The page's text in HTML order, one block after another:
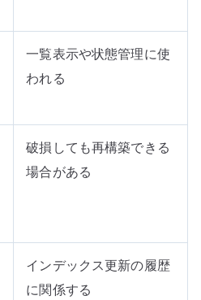
一覧表示や状態管理に使
われる
破損しても再構築できる
場合がある
インデックス更新の履歴
に関係する